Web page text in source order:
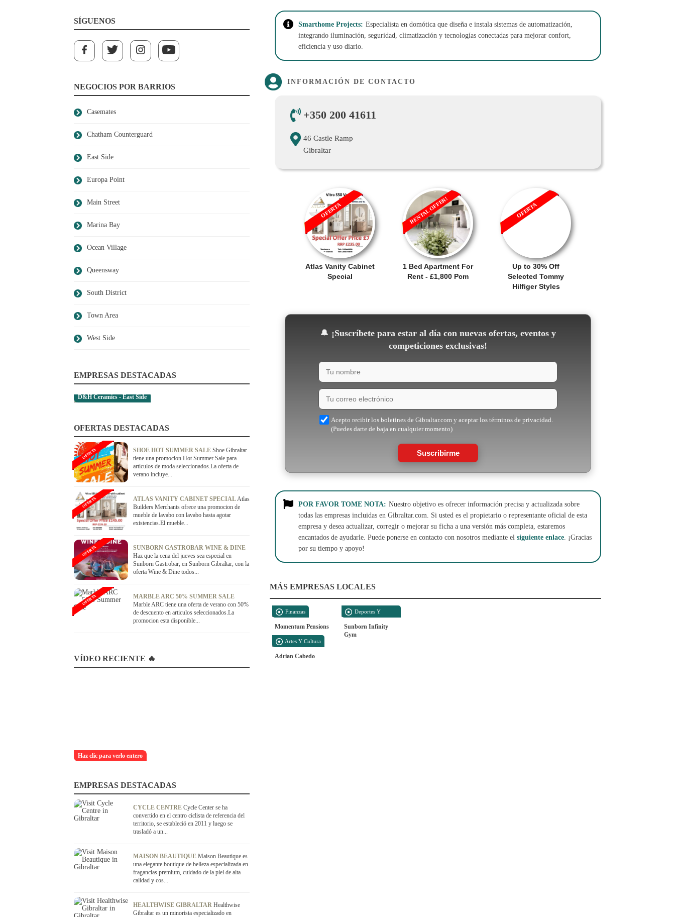
SÍGUENOS
NEGOCIOS POR BARRIOS
Casemates
Chatham Counterguard
East Side
Europa Point
Main Street
Marina Bay
Ocean Village
Queensway
South District
Town Area
West Side
EMPRESAS DESTACADAS
D&H Ceramics - East Side
OFERTAS DESTACADAS
SHOE HOT SUMMER SALE Shoe Gibraltar
tiene una promocion Hot Summer Sale para
articulos de moda seleccionados.La oferta de
verano incluye...
OFERTA
ATLAS VANITY CABINET SPECIALAtlas
Builders Merchants ofrece una promocion de
mueble de lavabo con lavabo hasta agotar
existencias.El mueble...
OFERTA
SUNBORN GASTROBAR WINE & DINE
Haz que la cena del jueves sea especial en
Sunborn Gastrobar, en Sunborn Gibraltar, con la
oferta Wine & Dine todos...
OFERTA
MARBLE ARC 50% SUMMER SALE
Marble ARC tiene una oferta de verano con 50%
de descuento en articulos seleccionados.La
promocion esta disponible...
OFERTA
VÍDEO RECIENTE 🔥
Haz clic para verlo entero
EMPRESAS DESTACADAS
CYCLE CENTRE Cycle Center se ha
convertido en el centro ciclista de referencia del
territorio, se estableció en 2011 y luego se
trasladó a un...
MAISON BEAUTIQUE Maison Beautique es
una elegante boutique de belleza especializada en
fragancias premium, cuidado de la piel de alta
calidad y cos...
HEALTHWISE GIBRALTAR Healthwise
Gibraltar es un minorista especializado en
Smarthome Projects: Especialista en domótica que diseña e instala sistemas de automatización,
integrando iluminación, seguridad, climatización y tecnologías conectadas para mejorar confort,
eficiencia y uso diario.
INFORMACIÓN DE CONTACTO
+350 200 41611
46 Castle Ramp
Gibraltar
Atlas Vanity Cabinet
Special
OFERTA
1 Bed Apartment For
Rent - £1,800 Pcm
RENTAL OFFER!
Up to 30% Off
Selected Tommy
Hilfiger Styles
OFERTA
🔔 ¡Suscríbete para estar al día con nuevas ofertas, eventos y
competiciones exclusivas!
Acepto recibir los boletines de Gibraltar.com y aceptar los términos de privacidad.
(Puedes darte de baja en cualquier momento)
Suscribirme
POR FAVOR TOME NOTA: Nuestro objetivo es ofrecer información precisa y actualizada sobre
todas las empresas incluidas en Gibraltar.com. Si usted es el propietario o representante oficial de esta
empresa y desea actualizar, corregir o mejorar su ficha a una versión más completa, estaremos
encantados de ayudarle. Puede ponerse en contacto con nosotros mediante el siguiente enlace. ¡Gracias
por su tiempo y apoyo!
MÁS EMPRESAS LOCALES
Finanzas
Momentum Pensions
Deportes Y
Recreación
Sunborn Infinity
Gym
Artes Y Cultura
Adrian Cabedo